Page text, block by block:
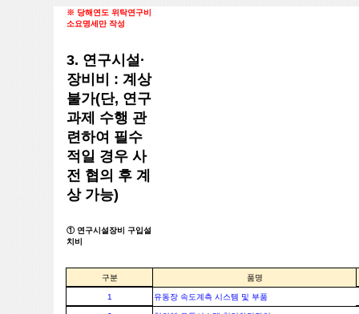
※ 당해연도 위탁연구비
소요명세만 작성
3. 연구시설·
장비비 : 계상
불가(단, 연구
과제 수행 관
련하여 필수
적일 경우 사
전 협의 후 계
상 가능)
① 연구시설장비 구입설
치비
구분 품명
1 유동장 속도계측 시스템 및 부품